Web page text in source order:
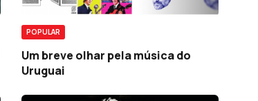
POPULAR
Um breve olhar pela música do
Uruguai